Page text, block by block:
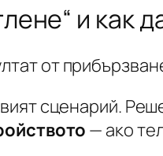
и как
от
сценарий.
— ако